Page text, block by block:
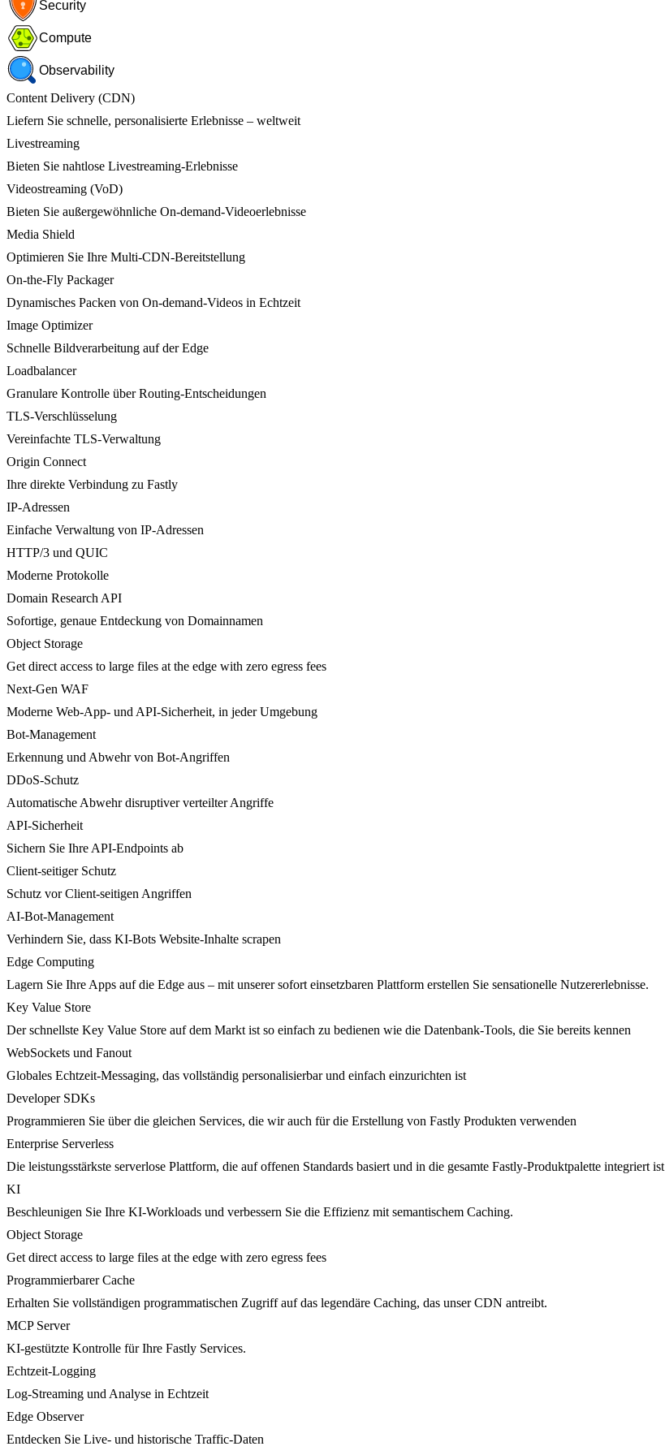
Security
Compute
Observability
Content Delivery (CDN)
Liefern Sie schnelle, personalisierte Erlebnisse – weltweit
Livestreaming
Bieten Sie nahtlose Livestreaming-Erlebnisse
Videostreaming (VoD)
Bieten Sie außergewöhnliche On-demand-Videoerlebnisse
Media Shield
Optimieren Sie Ihre Multi-CDN-Bereitstellung
On-the-Fly Packager
Dynamisches Packen von On-demand-Videos in Echtzeit
Image Optimizer
Schnelle Bildverarbeitung auf der Edge
Loadbalancer
Granulare Kontrolle über Routing-Entscheidungen
TLS-Verschlüsselung
Vereinfachte TLS-Verwaltung
Origin Connect
Ihre direkte Verbindung zu Fastly
IP-Adressen
Einfache Verwaltung von IP-Adressen
HTTP/3 und QUIC
Moderne Protokolle
Domain Research API
Sofortige, genaue Entdeckung von Domainnamen
Object Storage
Get direct access to large files at the edge with zero egress fees
Next-Gen WAF
Moderne Web-App- und API-Sicherheit, in jeder Umgebung
Bot-Management
Erkennung und Abwehr von Bot-Angriffen
DDoS-Schutz
Automatische Abwehr disruptiver verteilter Angriffe
API-Sicherheit
Sichern Sie Ihre API-Endpoints ab
Client-seitiger Schutz
Schutz vor Client-seitigen Angriffen
AI-Bot-Management
Verhindern Sie, dass KI-Bots Website-Inhalte scrapen
Edge Computing
Lagern Sie Ihre Apps auf die Edge aus – mit unserer sofort einsetzbaren Plattform erstellen Sie sensationelle Nutzererlebnisse.
Key Value Store
Der schnellste Key Value Store auf dem Markt ist so einfach zu bedienen wie die Datenbank-Tools, die Sie bereits kennen
WebSockets und Fanout
Globales Echtzeit-Messaging, das vollständig personalisierbar und einfach einzurichten ist
Developer SDKs
Programmieren Sie über die gleichen Services, die wir auch für die Erstellung von Fastly Produkten verwenden
Enterprise Serverless
Die leistungsstärkste serverlose Plattform, die auf offenen Standards basiert und in die gesamte Fastly-Produktpalette integriert ist
KI
Beschleunigen Sie Ihre KI-Workloads und verbessern Sie die Effizienz mit semantischem Caching.
Object Storage
Get direct access to large files at the edge with zero egress fees
Programmierbarer Cache
Erhalten Sie vollständigen programmatischen Zugriff auf das legendäre Caching, das unser CDN antreibt.
MCP Server
KI-gestützte Kontrolle für Ihre Fastly Services.
Echtzeit-Logging
Log-Streaming und Analyse in Echtzeit
Edge Observer
Entdecken Sie Live- und historische Traffic-Daten